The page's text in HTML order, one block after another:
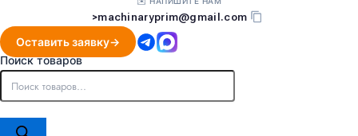
>machinaryprim@gmail.com
Оставить заявку
Поиск товаров